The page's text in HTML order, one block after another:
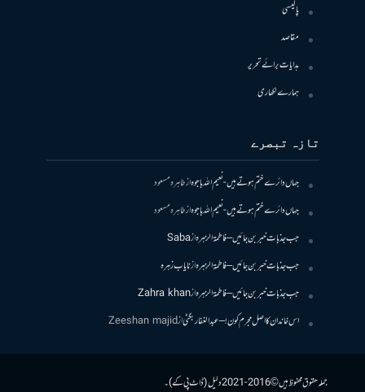
پالیسی
مقاصد
ہدایات برائے تحریر
ہمارے لکھاری
تازہ تبصرے
جہاں دائرے ختم ہوتے ہیں- نعیم اللہ باجوہازطاہرہ مسعود
جہاں دائرے ختم ہوتے ہیں- نعیم اللہ باجوہازطاہرہ مسعود
جب جذبات خبر بن جائیں – فاطمۃالزہرہازSaba
جب جذبات خبر بن جائیں – فاطمۃالزہرہازنایاب زہرہ
جب جذبات خبر بن جائیں – فاطمۃالزہرہازZahra khan
اس خاندان کا اصل مجرم کون! – عبدالغفار بگٹیازZeeshan majid
جملہ حقوق محفوظ ہیں © 2016-2021 دلیل (ڈاٹ پی کے)۔